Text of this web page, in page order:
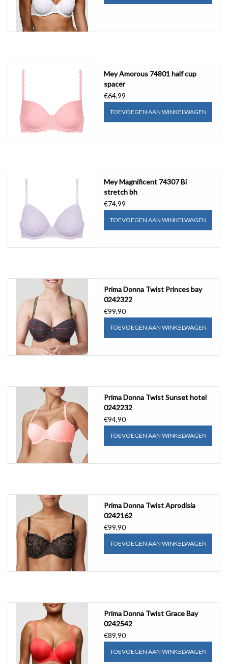
Mey Amorous 74801 half cup
spacer
€64,99
TOEVOEGEN AAN WINKELWAGEN
Mey Magnificent 74307 Bi
stretch bh
€74,99
TOEVOEGEN AAN WINKELWAGEN
Prima Donna Twist Princes bay
0242322
€99,90
TOEVOEGEN AAN WINKELWAGEN
Prima Donna Twist Sunset hotel
0242232
€94,90
TOEVOEGEN AAN WINKELWAGEN
Prima Donna Twist Aprodisia
0242162
€99,90
TOEVOEGEN AAN WINKELWAGEN
Prima Donna Twist Grace Bay
0242542
€89,90
TOEVOEGEN AAN WINKELWAGEN